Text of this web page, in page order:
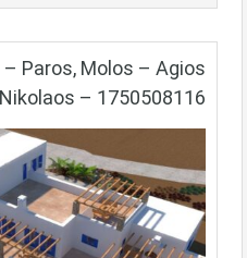
– Paros, Molos – Agios
Nikolaos – 1750508116